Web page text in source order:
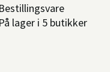
Bestillingsvare
På lager i 5 butikker